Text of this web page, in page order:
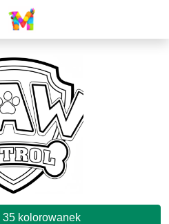
35 kolorowanek